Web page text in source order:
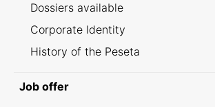
Dossiers available
Corporate Identity
History of the Peseta
Job offer